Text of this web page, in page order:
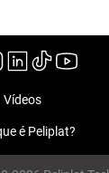
Vídeos
é Peliplat?